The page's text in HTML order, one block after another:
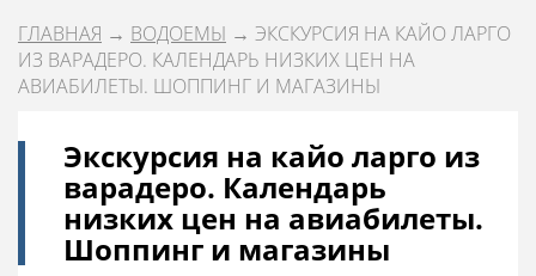
ГЛАВНАЯ → ВОДОЕМЫ → ЭКСКУРСИЯ НА КАЙО ЛАРГО
ИЗ ВАРАДЕРО. КАЛЕНДАРЬ НИЗКИХ ЦЕН НА
АВИАБИЛЕТЫ. ШОППИНГ И МАГАЗИНЫ
Экскурсия на кайо ларго из
варадеро. Календарь
низких цен на авиабилеты.
Шоппинг и магазины